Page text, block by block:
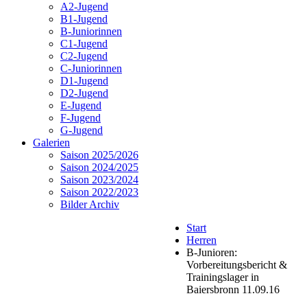
A2-Jugend
B1-Jugend
B-Juniorinnen
C1-Jugend
C2-Jugend
C-Juniorinnen
D1-Jugend
D2-Jugend
E-Jugend
F-Jugend
G-Jugend
Galerien
Saison 2025/2026
Saison 2024/2025
Saison 2023/2024
Saison 2022/2023
Bilder Archiv
Start
Herren
B-Junioren:
Vorbereitungsbericht &
Trainingslager in
Baiersbronn 11.09.16